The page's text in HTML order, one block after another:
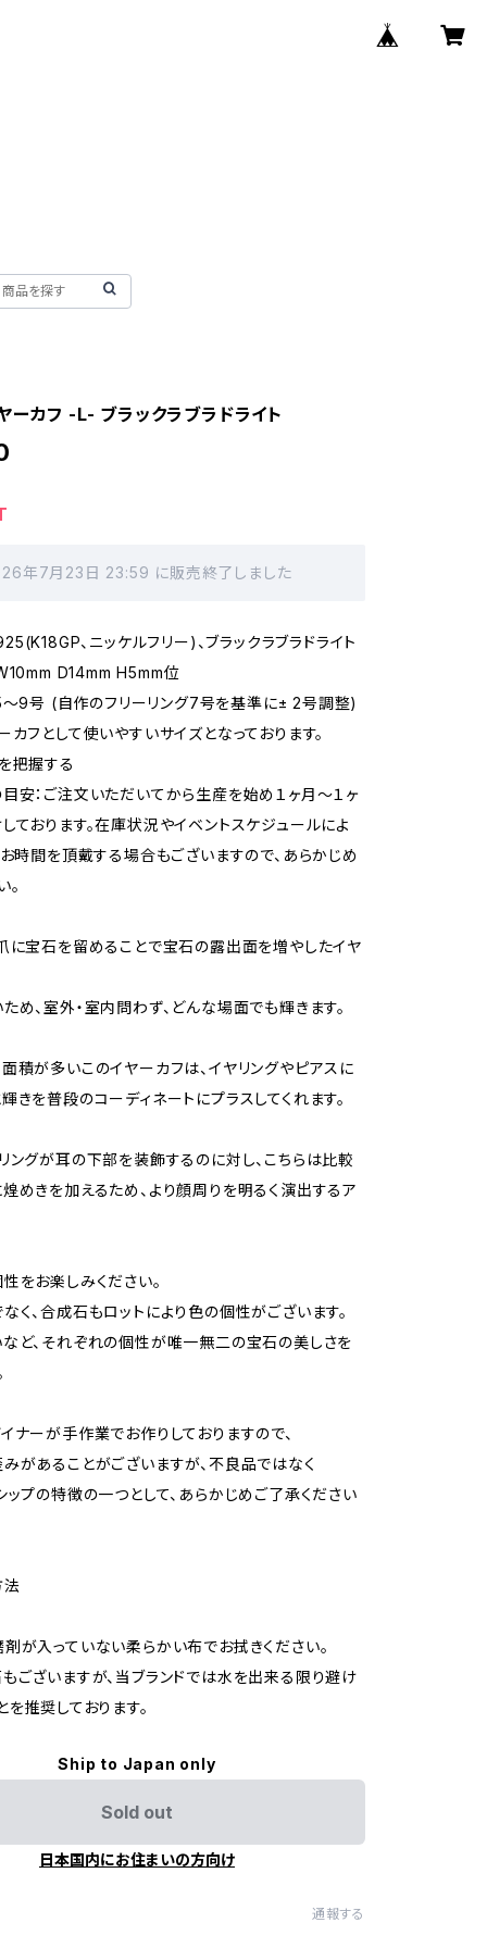
ーカフ -L- ブラックラブラドライト
年7月23日 23:59 に販売終了しました
、ニッケルフリー)、ブラックラブラドライト
D14mm H5mm位
〜9号 (自作のフリーリング7号を基準に± 2号調整)
フとして使いやすいサイズとなっております。
把握する
安：ご注文いただいてから生産を始め１ヶ月〜１ヶ
ております。在庫状況やイベントスケジュールによ
時間を頂戴する場合もございますので、あらかじめ
。
に宝石を留めることで宝石の露出面を増やしたイヤ
め、室外・室内問わず、どんな場面でも輝きます。
積が多いこのイヤーカフは、イヤリングやピアスに
きを普段のコーディネートにプラスしてくれます。
ングが耳の下部を装飾するのに対し、こちらは比較
めきを加えるため、より顔周りを明るく演出するア
をお楽しみください。
く、合成石もロットにより色の個性がございます。
ど、それぞれの個性が唯一無二の宝石の美しさを
ナーが手作業でお作りしておりますので、
があることがございますが、不良品ではなく
ップの特徴の一つとして、あらかじめご了承ください
が入っていない柔らかい布でお拭きください。
ございますが、当ブランドでは水を出来る限り避け
を推奨しております。
Ship to Japan only
Sold out
日本国内にお住まいの方向け
通報する